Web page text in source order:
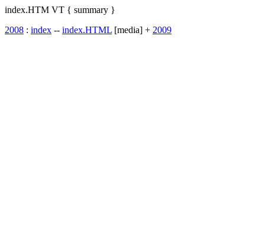
index.HTM VT { summary }
2008 : index -- index.HTML [media] + 2009